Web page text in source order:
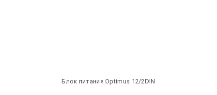
Блок питания Optimus 12/2DIN